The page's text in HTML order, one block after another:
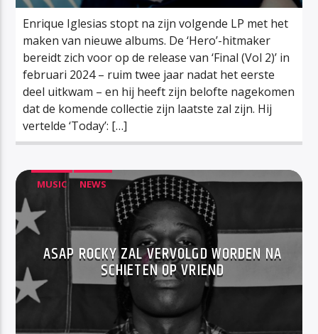
Enrique Iglesias stopt na zijn volgende LP met het
maken van nieuwe albums. De ‘Hero’-hitmaker
bereidt zich voor op de release van ‘Final (Vol 2)’ in
februari 2024 – ruim twee jaar nadat het eerste
deel uitkwam – en hij heeft zijn belofte nagekomen
dat de komende collectie zijn laatste zal zijn. Hij
vertelde ‘Today’: […]
MUSIC NEWS
ASAP ROCKY ZAL VERVOLGD WORDEN NA
SCHIETEN OP VRIEND